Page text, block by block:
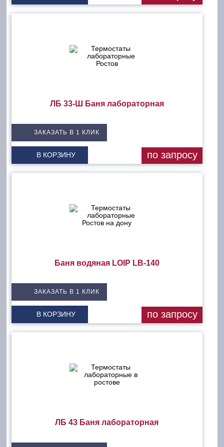
ЛБ 33-Ш Баня лабораторная
ЗАКАЗАТЬ В 1 КЛИК
В КОРЗИНУ по запросу
Баня водяная LOIP LB-140
ЗАКАЗАТЬ В 1 КЛИК
В КОРЗИНУ по запросу
ЛБ 43 Баня лабораторная